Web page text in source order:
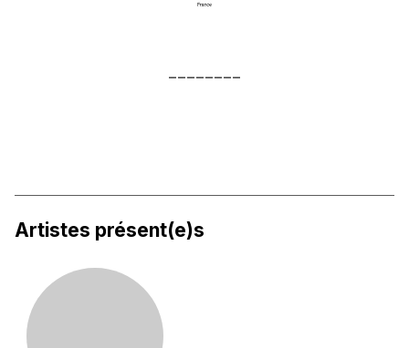
Artistes présent(e)s